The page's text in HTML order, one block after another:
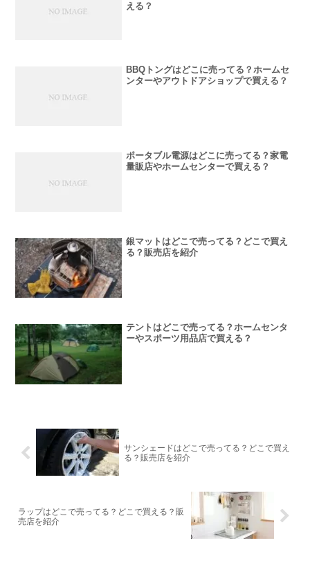
える？
BBQトングはどこに売ってる？ホームセ
ンターやアウトドアショップで買える？
ポータブル電源はどこに売ってる？家電
量販店やホームセンターで買える？
銀マットはどこで売ってる？どこで買え
る？販売店を紹介
テントはどこで売ってる？ホームセンタ
ーやスポーツ用品店で買える？
サンシェードはどこで売ってる？どこで買え
る？販売店を紹介
ラップはどこで売ってる？どこで買える？販
売店を紹介